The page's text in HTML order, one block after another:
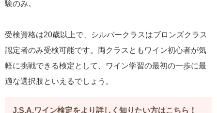
験のみ。
受検資格は20歳以上で、シルバークラスはブロンズクラス
認定者のみ受検可能です。両クラスともワイン初心者が気
軽に挑戦できる検定として、ワイン学習の最初の一歩に最
適な選択肢といえるでしょう。
J.S.A.ワイン検定をより詳しく知りたい方はこちら！